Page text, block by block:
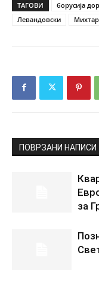
ТАГОВИ борусија
Левандовски
ПОВРЗАНИ НАПИСИ
за